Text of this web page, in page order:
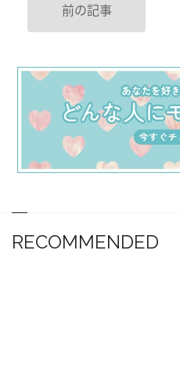
前の記事
RECOMMENDED